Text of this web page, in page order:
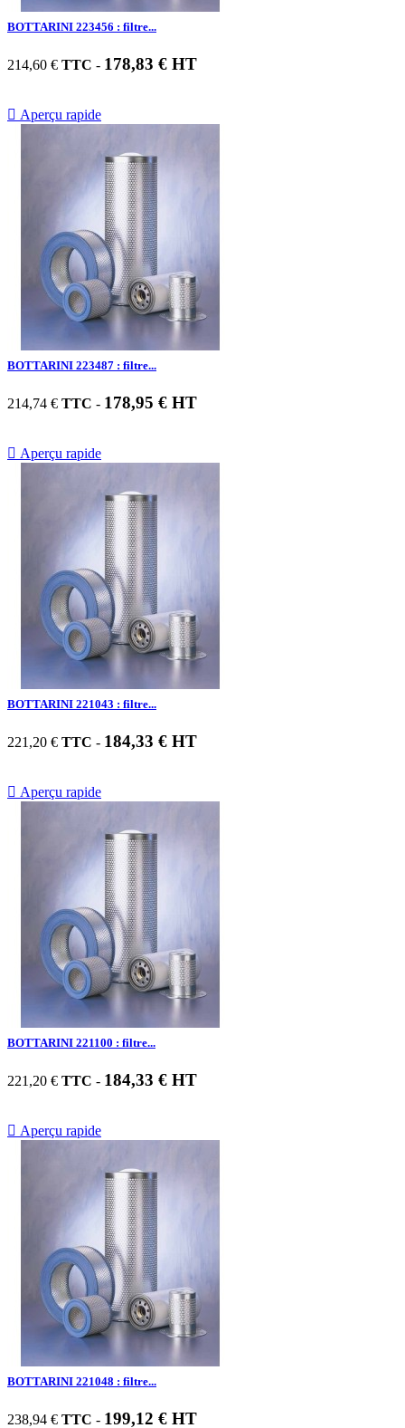
BOTTARINI 223456 : filtre...
214,60 € TTC - 178,83 € HT
 Aperçu rapide
BOTTARINI 223487 : filtre...
214,74 € TTC - 178,95 € HT
 Aperçu rapide
BOTTARINI 221043 : filtre...
221,20 € TTC - 184,33 € HT
 Aperçu rapide
BOTTARINI 221100 : filtre...
221,20 € TTC - 184,33 € HT
 Aperçu rapide
BOTTARINI 221048 : filtre...
238,94 € TTC - 199,12 € HT